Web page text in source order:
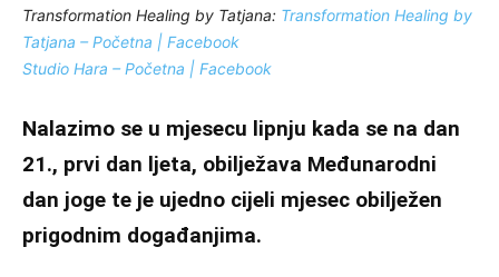
Transformation Healing by Tatjana: Transformation Healing by
Tatjana – Početna | Facebook
Studio Hara – Početna | Facebook
Nalazimo se u mjesecu lipnju kada se na dan
21., prvi dan ljeta, obilježava Međunarodni
dan joge te je ujedno cijeli mjesec obilježen
prigodnim događanjima.